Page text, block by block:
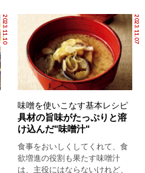
2023.11.10 2023.11.07
味噌を使いこなす基本レシピ
具材の旨味がたっぷりと溶
け込んだ"味噌汁"
食事をおいしくしてくれて、食
欲増進の役割も果たす味噌汁
は、主役にはならないけれど、